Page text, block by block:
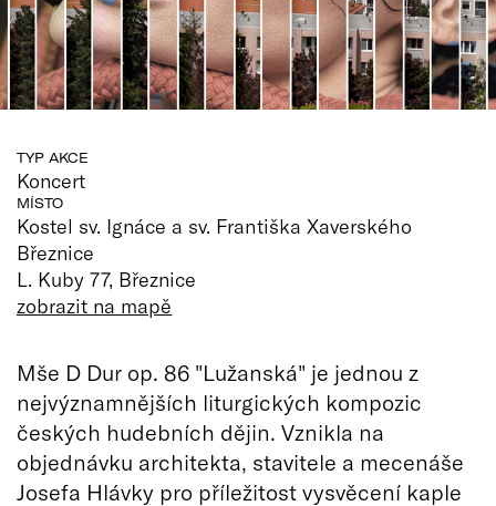
TYP AKCE
Koncert
MÍSTO
Kostel sv. Ignáce a sv. Františka Xaverského
Březnice
L. Kuby 77, Březnice
zobrazit na mapě
Mše D Dur op. 86 "Lužanská" je jednou z
nejvýznamnějších liturgických kompozic
českých hudebních dějin. Vznikla na
objednávku architekta, stavitele a mecenáše
Josefa Hlávky pro příležitost vysvěcení kaple